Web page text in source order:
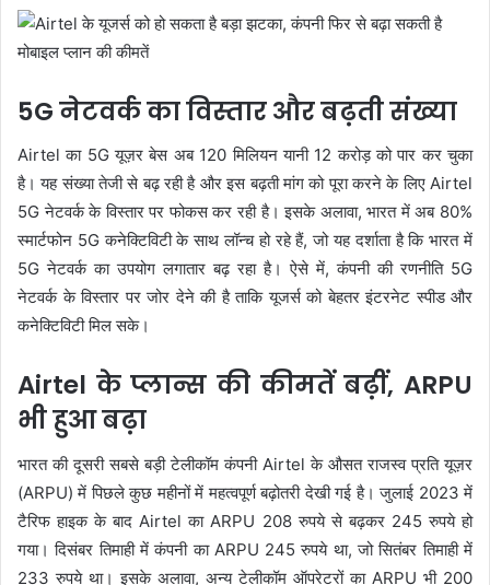
5G नेटवर्क का विस्तार और बढ़ती संख्या
Airtel का 5G यूज़र बेस अब 120 मिलियन यानी 12 करोड़ को पार कर चुका
है। यह संख्या तेजी से बढ़ रही है और इस बढ़ती मांग को पूरा करने के लिए Airtel
5G नेटवर्क के विस्तार पर फोकस कर रही है। इसके अलावा, भारत में अब 80%
स्मार्टफोन 5G कनेक्टिविटी के साथ लॉन्च हो रहे हैं, जो यह दर्शाता है कि भारत में
5G नेटवर्क का उपयोग लगातार बढ़ रहा है। ऐसे में, कंपनी की रणनीति 5G
नेटवर्क के विस्तार पर जोर देने की है ताकि यूजर्स को बेहतर इंटरनेट स्पीड और
कनेक्टिविटी मिल सके।
Airtel के प्लान्स की कीमतें बढ़ीं, ARPU
भी हुआ बढ़ा
भारत की दूसरी सबसे बड़ी टेलीकॉम कंपनी Airtel के औसत राजस्व प्रति यूज़र
(ARPU) में पिछले कुछ महीनों में महत्वपूर्ण बढ़ोतरी देखी गई है। जुलाई 2023 में
टैरिफ हाइक के बाद Airtel का ARPU 208 रुपये से बढ़कर 245 रुपये हो
गया। दिसंबर तिमाही में कंपनी का ARPU 245 रुपये था, जो सितंबर तिमाही में
233 रुपये था। इसके अलावा, अन्य टेलीकॉम ऑपरेटरों का ARPU भी 200